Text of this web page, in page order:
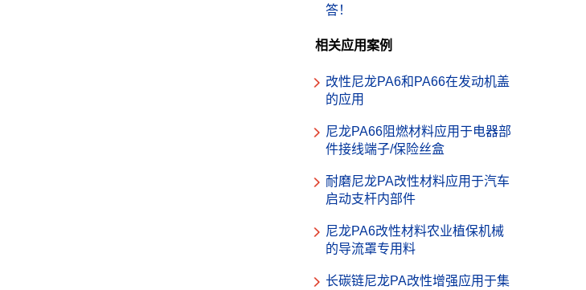
答！
相关应用案例
改性尼龙PA6和PA66在发动机盖
的应用
尼龙PA66阻燃材料应用于电器部
件接线端子/保险丝盒
耐磨尼龙PA改性材料应用于汽车
启动支杆内部件
尼龙PA6改性材料农业植保机械
的导流罩专用料
长碳链尼龙PA改性增强应用于集